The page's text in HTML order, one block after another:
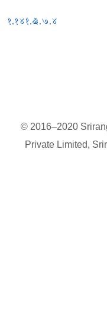
१.१४१.८३.७.४
© 2016–2020
Private Limited,